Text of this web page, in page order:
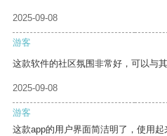
2025-09-08
游客
这款软件的社区氛围非常好，可以与
2025-09-08
游客
这款app的用户界面简洁明了，使用